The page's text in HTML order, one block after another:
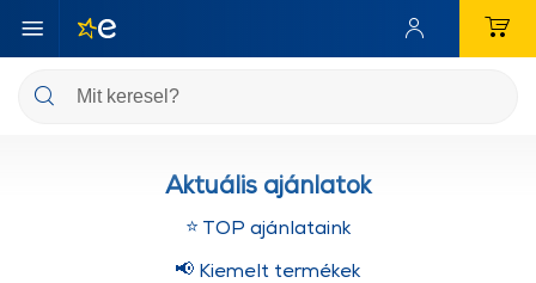
Aktuális ajánlatok
⭐ TOP ajánlataink
📢 Kiemelt termékek